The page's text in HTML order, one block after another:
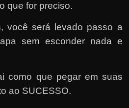
que for preciso.
você será levado passo a
sem esconder nada e
como que pegar em suas
ao SUCESSO.